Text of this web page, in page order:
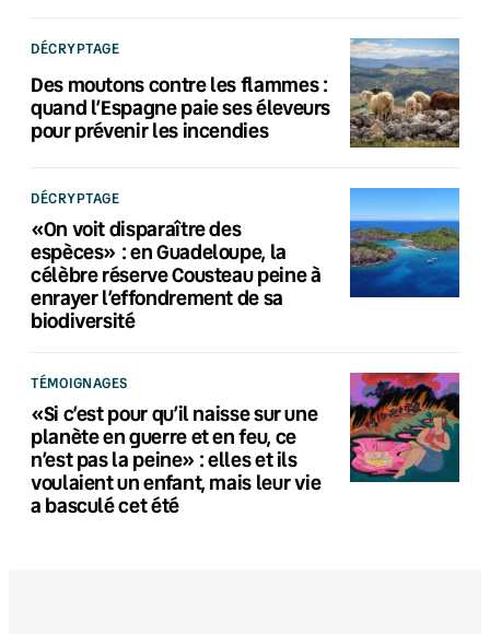
DÉCRYPTAGE
Des moutons contre les flammes :
quand l’Espagne paie ses éleveurs
pour prévenir les incendies
DÉCRYPTAGE
«On voit disparaître des
espèces» : en Guadeloupe, la
célèbre réserve Cousteau peine à
enrayer l’effondrement de sa
biodiversité
TÉMOIGNAGES
«Si c’est pour qu’il naisse sur une
planète en guerre et en feu, ce
n’est pas la peine» : elles et ils
voulaient un enfant, mais leur vie
a basculé cet été